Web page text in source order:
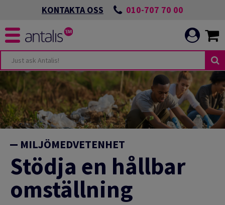
KONTAKTA OSS 010-707 70 00
OMSTÄLLNING
MILJÖMEDVETENHET
Stödja en hållbar
omställning